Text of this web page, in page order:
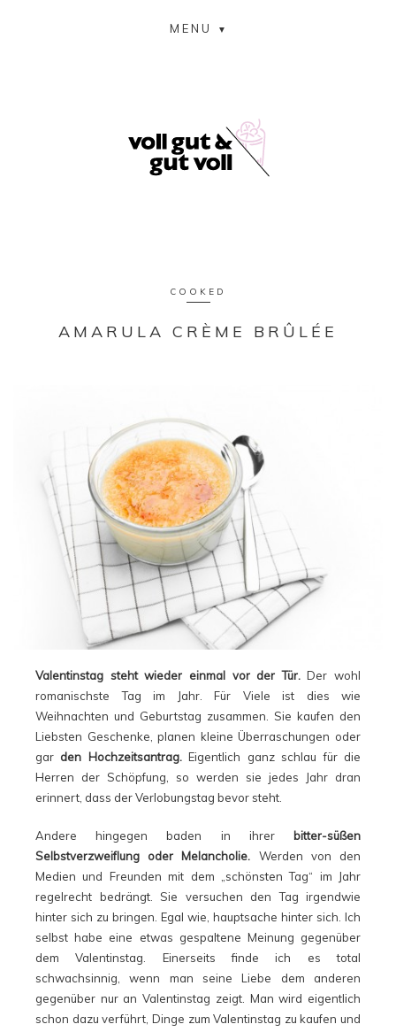
MENU
COOKED
AMARULA CRÈME BRÛLÉE
Valentinstag steht wieder einmal vor der Tür.Der wohl
romanischste Tag im Jahr. Für Viele ist dies wie
Weihnachten und Geburtstag zusammen. Sie kaufen den
Liebsten Geschenke, planen kleine Überraschungen oder
gar den Hochzeitsantrag.Eigentlich ganz schlau für die
Herren der Schöpfung, so werden sie jedes Jahr dran
erinnert, dass der Verlobungstag bevor steht.
Andere hingegen baden in ihrer bitter-süßen
Selbstverzweiflung oder Melancholie. Werden von den
Medien und Freunden mit dem „schönsten Tag“ im Jahr
regelrecht bedrängt. Sie versuchen den Tag irgendwie
hinter sich zu bringen. Egal wie, hauptsache hinter sich. Ich
selbst habe eine etwas gespaltene Meinung gegenüber
dem Valentinstag. Einerseits finde ich es total
schwachsinnig, wenn man seine Liebe dem anderen
gegenüber nur an Valentinstag zeigt. Man wird eigentlich
schon dazu verführt, Dinge zum Valentinstag zu kaufen und